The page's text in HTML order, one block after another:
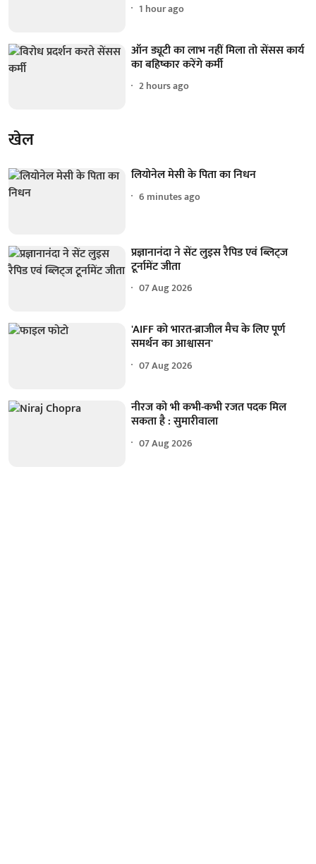
1 hour ago
ऑन ड्यूटी का लाभ नहीं मिला तो सेंसस कार्य
का बहिष्कार करेंगे कर्मी
2 hours ago
खेल
लियोनेल मेसी के पिता का निधन
6 minutes ago
प्रज्ञानानंदा ने सेंट लुइस रैपिड एवं ब्लिट्ज
टूर्नामेंट जीता
07 Aug 2026
'AIFF को भारत-ब्राजील मैच के लिए पूर्ण
समर्थन का आश्वासन'
07 Aug 2026
नीरज को भी कभी-कभी रजत पदक मिल
सकता है : सुमारीवाला
07 Aug 2026